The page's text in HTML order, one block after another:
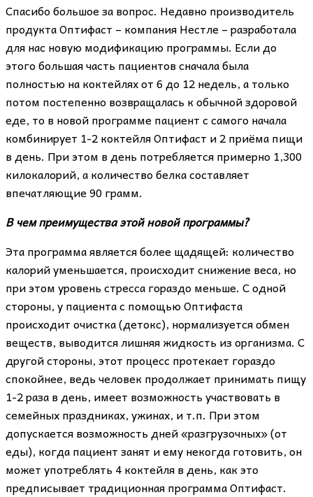
Спасибо большое за вопрос. Недавно производитель
продукта Оптифаст – компания Нестле – разработала
для нас новую модификацию программы. Если до
этого большая часть пациентов сначала была
полностью на коктейлях от 6 до 12 недель, а только
потом постепенно возвращалась к обычной здоровой
еде, то в новой программе пациент с самого начала
комбинирует 1-2 коктейля Оптифаст и 2 приёма пищи
в день. При этом в день потребляется примерно 1,300
килокалорий, а количество белка составляет
впечатляющие 90 грамм.
В чем преимущества этой новой программы?
Эта программа является более щадящей: количество
калорий уменьшается, происходит снижение веса, но
при этом уровень стресса гораздо меньше. С одной
стороны, у пациента с помощью Оптифаста
происходит очистка (детокс), нормализуется обмен
веществ, выводится лишняя жидкость из организма. С
другой стороны, этот процесс протекает гораздо
спокойнее, ведь человек продолжает принимать пищу
1-2 раза в день, имеет возможность участвовать в
семейных праздниках, ужинах, и т.п. При этом
допускается возможность дней «разгрузочных» (от
еды), когда пациент занят и ему некогда готовить, он
может употреблять 4 коктейля в день, как это
предписывает традиционная программа Оптифаст.